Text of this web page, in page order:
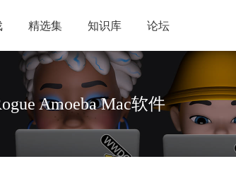
精选集 知识库 论坛
Amoeba Mac软件